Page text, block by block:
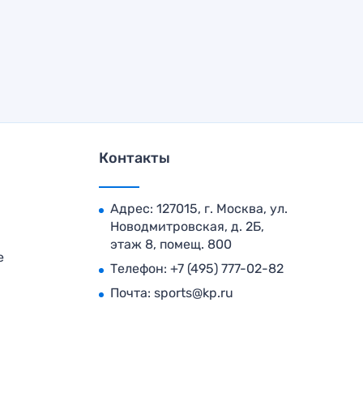
Контакты
Адрес: 127015, г. Москва, ул.
Новодмитровская, д. 2Б,
этаж 8, помещ. 800
Телефон: +7 (495) 777-02-82
Почта: sports@kp.ru